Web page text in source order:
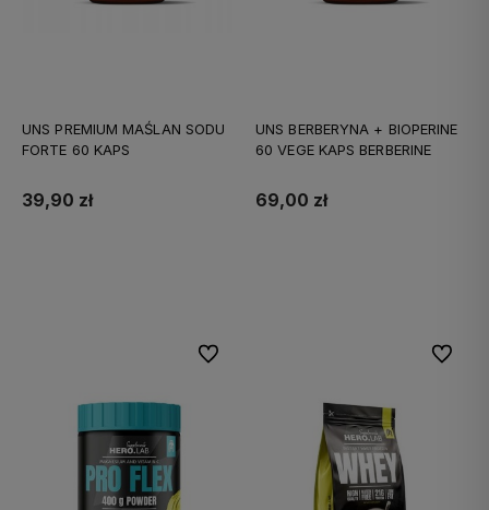
UNS PREMIUM MAŚLAN SODU
FORTE 60 KAPS
39,90 zł
UNS BERBERYNA + BIOPERINE
60 VEGE KAPS BERBERINE
69,00 zł
Do ulubionych Do